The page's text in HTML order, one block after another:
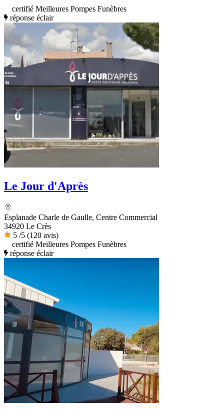
certifié Meilleures Pompes Funèbres
réponse éclair
Le Jour d'Après
Esplanade Charle de Gaulle, Centre Commercial
34920 Le Crès
5 /5 (120 avis)
certifié Meilleures Pompes Funèbres
réponse éclair